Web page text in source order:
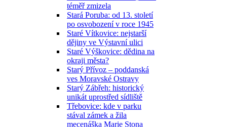
téměř zmizela
Stará Poruba: od 13. století
po osvobození v roce 1945
Staré Vítkovice: nejstarší
dějiny ve Výstavní ulici
Staré Výškovice: dědina na
okraji města?
Starý Přívoz – poddanská
ves Moravské Ostravy
Starý Zábřeh: historický
unikát uprostřed sídliště
Třebovice: kde v parku
stával zámek a žila
mecenáška Marie Stona